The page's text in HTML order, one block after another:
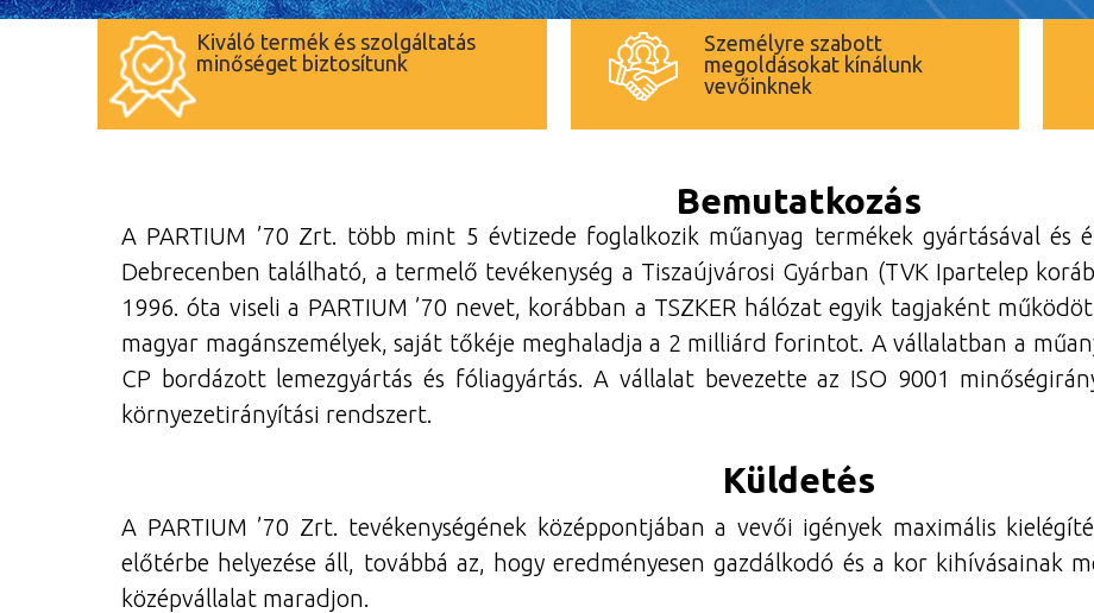
Kiváló termék és szolgáltatás
minőséget biztosítunk
Személyre szabott
megoldásokat kínálunk
vevőinknek
Bemutatkozás
A PARTIUM ’70 Zrt. több mint 5 évtizede foglalkozik műanyag termékek gyártásával és
Debrecenben található, a termelő tevékenység a Tiszaújvárosi Gyárban (TVK Ipartelep
1996. óta viseli a PARTIUM ’70 nevet, korábban a TSZKER hálózat egyik tagjaként
magyar magánszemélyek, saját tőkéje meghaladja a 2 milliárd forintot. A vállalatban a
CP bordázott lemezgyártás és fóliagyártás. A vállalat bevezette az ISO 9001
környezetirányítási rendszert.
Küldetés
A PARTIUM ’70 Zrt. tevékenységének középpontjában a vevői igények maximális
előtérbe helyezése áll, továbbá az, hogy eredményesen gazdálkodó és a kor kihívásainak
középvállalat maradjon.